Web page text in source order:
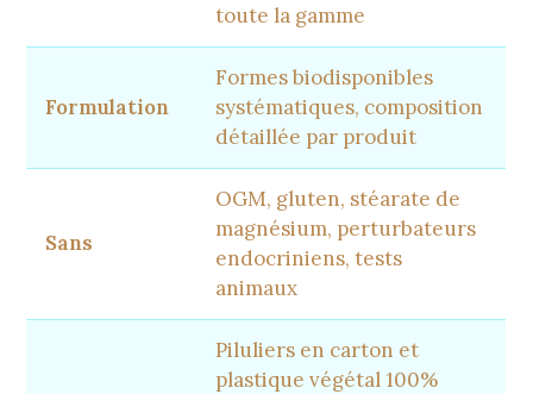
toute la gamme
Formulation
Formes biodisponibles
systématiques, composition
détaillée par produit
Sans
OGM, gluten, stéarate de
magnésium, perturbateurs
endocriniens, tests
animaux
Piluliers en carton et
plastique végétal 100%